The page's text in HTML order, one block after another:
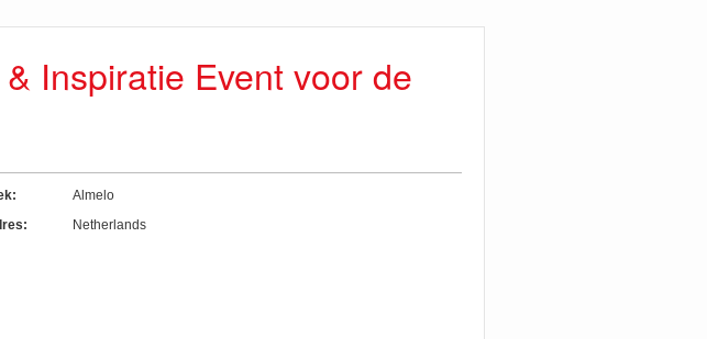
Inspiratie Event voor de
Almelo
Netherlands